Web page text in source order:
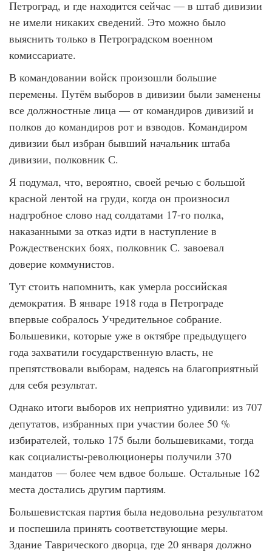
Петроград, и где находится сейчас — в штаб дивизии
не имели никаких сведений. Это можно было
выяснить только в Петроградском военном
комиссариате.
В командовании войск произошли большие
перемены. Путём выборов в дивизии были заменены
все должностные лица — от командиров дивизий и
полков до командиров рот и взводов. Командиром
дивизии был избран бывший начальник штаба
дивизии, полковник С.
Я подумал, что, вероятно, своей речью с большой
красной лентой на груди, когда он произносил
надгробное слово над солдатами 17-го полка,
наказанными за отказ идти в наступление в
Рождественских боях, полковник С. завоевал
доверие коммунистов.
Тут стоить напомнить, как умерла российская
демократия. В январе 1918 года в Петрограде
впервые собралось Учредительное собрание.
Большевики, которые уже в октябре предыдущего
года захватили государственную власть, не
препятствовали выборам, надеясь на благоприятный
для себя результат.
Однако итоги выборов их неприятно удивили: из 707
депутатов, избранных при участии более 50 %
избирателей, только 175 были большевиками, тогда
как социалисты-революционеры получили 370
мандатов — более чем вдвое больше. Остальные 162
места достались другим партиям.
Большевистская партия была недовольна результатом
и поспешила принять соответствующие меры.
Здание Таврического дворца, где 20 января должно